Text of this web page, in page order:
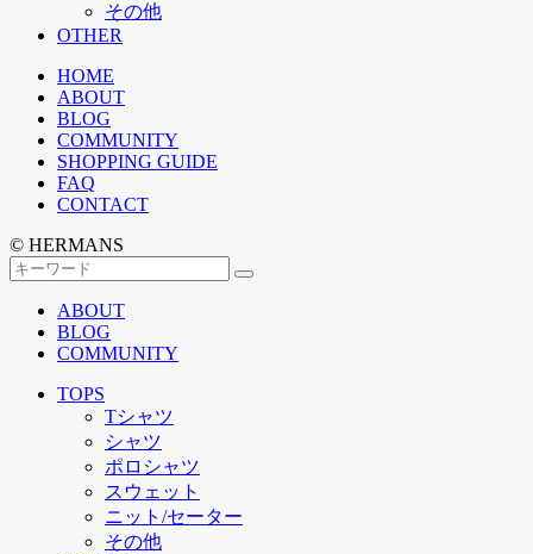
その他
OTHER
HOME
ABOUT
BLOG
COMMUNITY
SHOPPING GUIDE
FAQ
CONTACT
© HERMANS
ABOUT
BLOG
COMMUNITY
TOPS
Tシャツ
シャツ
ポロシャツ
スウェット
ニット/セーター
その他